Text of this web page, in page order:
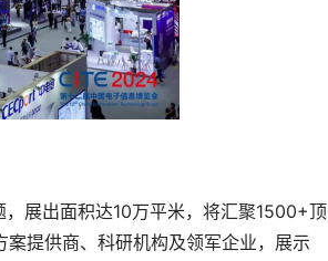
，展出面积达10万平米，将汇聚1500+顶
提供商、科研机构及领军企业，展示